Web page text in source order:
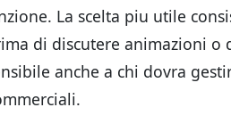
La scelta piu utile
di discutere animazioni o
anche a chi dovra